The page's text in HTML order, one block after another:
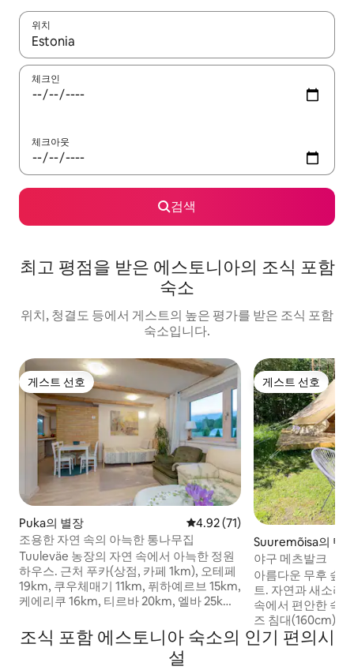
위치
결과가 나오면 위·아래 화살표 키를 사용하거나 터치 또는 스와이
체크인
체크아웃
검색
최고 평점을 받은 에스토니아의 조식 포함
숙소
위치, 청결도 등에서 게스트의 높은 평가를 받은 조식 포함
숙소입니다.
게스트 선호
게스트 선호
Puka의 별장 평점 4.92점(5점 만점), 후기 71
4.92 (71)
조용한 자연 속의 아늑한 통나무집
Tuuleväe 농장의 자연 속에서 아늑한 정원
하우스. 근처 푸카(상점, 카페 1km), 오테페
19km, 쿠우체매기 11km, 퓌하예르브 15km,
케에리쿠 16km, 티르바 20km, 엘바 25km,
르츠예르브 10km. 방, 주방, 욕실 및 사우나
가 있는 별도의 집(47m2) 방에는 2인용 소
파베드와 싱글 침대(높이가 다른 침대 2개)
게스트 선호
게스트 선호
Suuremõisa의 텐
야구 메츠발크
아름다운 무후 숲
트. 자연과 새소리
속에서 편안한 숙
즈 침대(160cm)가
대폰을 충전하고
기가 있습니다. 와
조식 포함 에스토니아 숙소의 인기 편의시
설